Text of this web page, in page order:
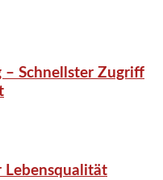
– Schnellster Zugriff
Lebensqualität